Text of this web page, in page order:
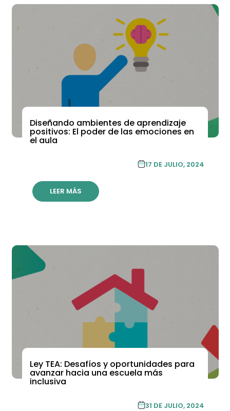
ACADEMIA DE FORMACIÓN CONTINUA
Diseñando ambientes de aprendizaje
positivos: El poder de las emociones en
el aula
17 DE JULIO, 2024
LEER MÁS
ACADEMIA DE FORMACIÓN CONTINUA
Ley TEA: Desafíos y oportunidades para
avanzar hacia una escuela más
inclusiva
31 DE JULIO, 2024